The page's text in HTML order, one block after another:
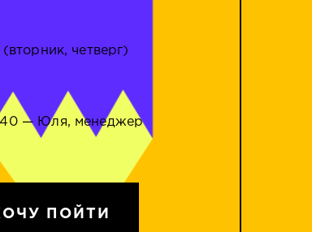
четверг)
— Юля, менеджер
ПОЙТИ